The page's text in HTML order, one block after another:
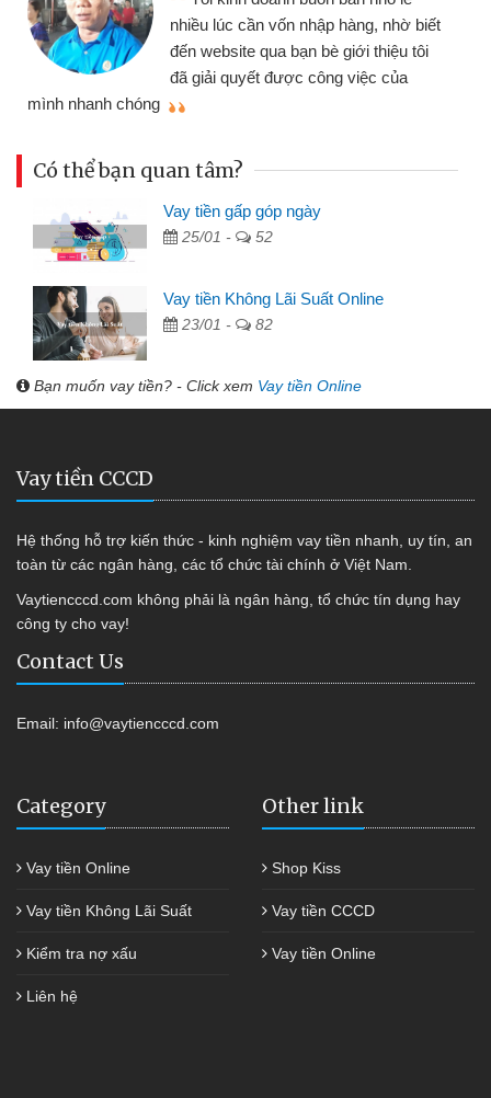
nhiều lúc cần vốn nhập hàng, nhờ biết
đến website qua bạn bè giới thiệu tôi
đã giải quyết được công việc của
mình nhanh chóng
Có thể bạn quan tâm?
Vay tiền gấp góp ngày
25/01 - 52
Vay tiền Không Lãi Suất Online
23/01 - 82
Bạn muốn vay tiền? - Click xem Vay tiền Online
Vay tiền CCCD
Hệ thống hỗ trợ kiến thức - kinh nghiệm vay tiền nhanh, uy tín, an
toàn từ các ngân hàng, các tổ chức tài chính ở Việt Nam.
Vaytiencccd.com không phải là ngân hàng, tổ chức tín dụng hay
công ty cho vay!
Contact Us
Email: info@vaytiencccd.com
Category
Vay tiền Online
Vay tiền Không Lãi Suất
Kiểm tra nợ xấu
Liên hệ
Other link
Shop Kiss
Vay tiền CCCD
Vay tiền Online